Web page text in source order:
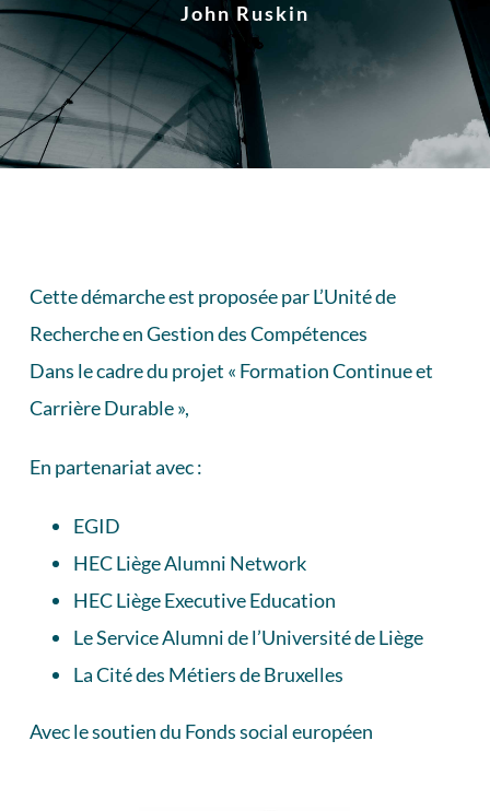
John Ruskin
Cette démarche est proposée par L’Unité de
Recherche en Gestion des Compétences
Dans le cadre du projet « Formation Continue et
Carrière Durable »,
En partenariat avec :
EGID
HEC Liège Alumni Network
HEC Liège Executive Education
Le Service Alumni de l’Université de Liège
LaCité des Métiers de Bruxelles
Avec le soutien du Fonds social européen